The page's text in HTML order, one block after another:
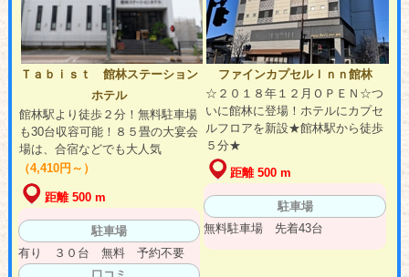
Ｔａｂｉｓｔ 館林ステーション
ホテル
館林駅より徒歩２分！無料駐車場
も30台収容可能！８５畳の大宴会
場は、合宿などでも大人気
（4,410円～）
距離 500 m
駐車場
有り ３０台 無料 予約不要
ファインカプセルＩｎｎ館林
☆２０１８年１２月ＯＰＥＮ☆つ
いに館林に登場！ホテルにカプセ
ルフロアを新設★館林駅から徒歩
５分★
距離 500 m
駐車場
無料駐車場 先着43台